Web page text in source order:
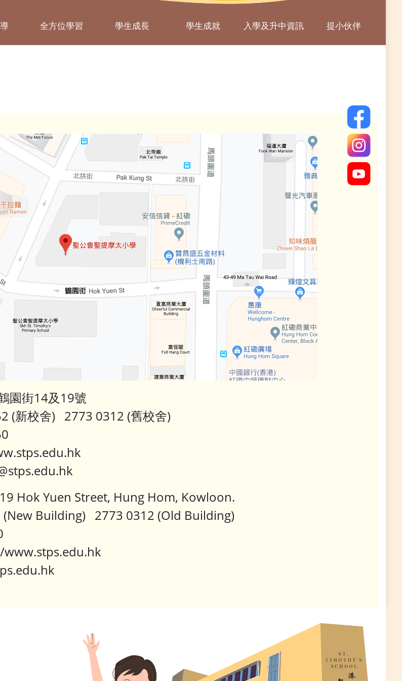
全方位學習 學生成長 學生成就 入學及升中資訊 提小伙伴
園街14及19號
(新校舍) 2773 0312 (舊校舍)
Hok Yuen Street, Hung Hom, Kowloon.
(New Building) 2773 0312 (Old Building)